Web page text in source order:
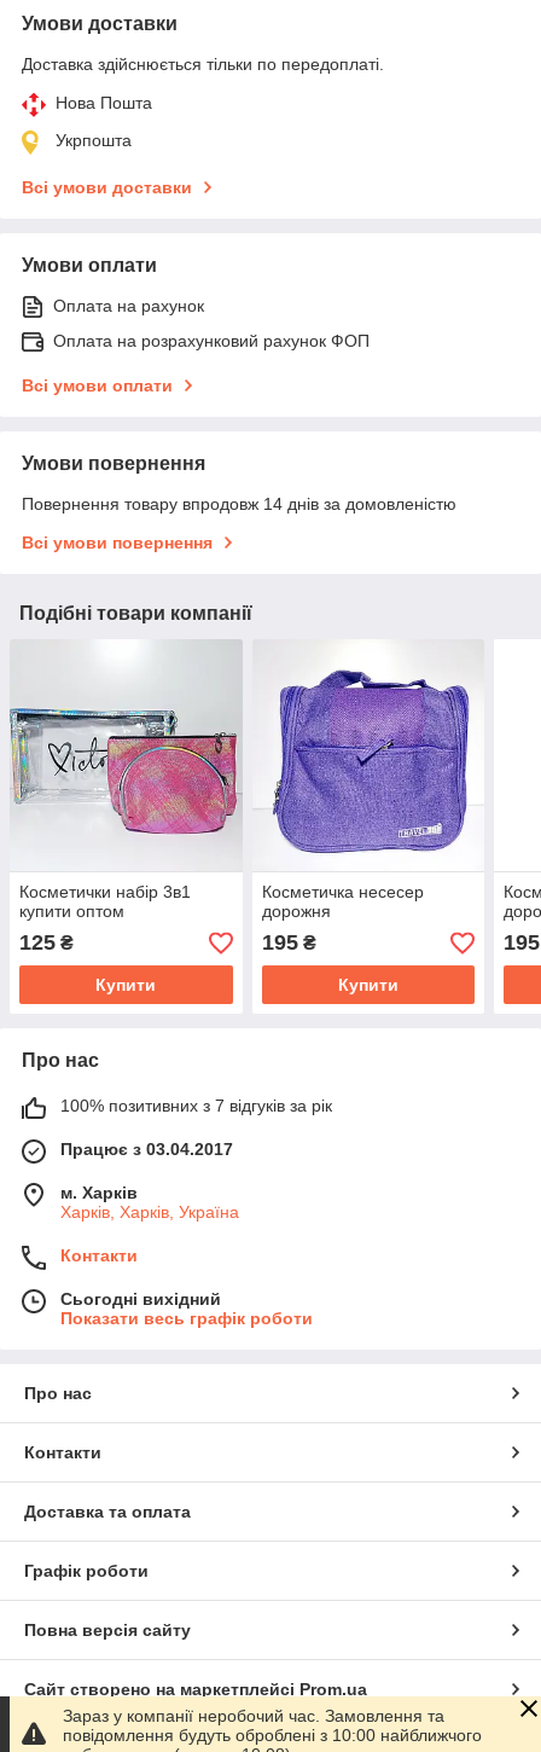
Умови доставки
Доставка здійснюється тільки по передоплаті.
Нова Пошта
Укрпошта
Всі умови доставки
Умови оплати
Оплата на рахунок
Оплата на розрахунковий рахунок ФОП
Всі умови оплати
Умови повернення
Повернення товару впродовж 14 днів за домовленістю
Всі умови повернення
Подібні товари компанії
Косметички набір 3в1
купити оптом
125 ₴
Купити
Косметичка несесер
дорожня
195₴
Купити
195
Про нас
100% позитивних з 7 відгуків за рік
Працює з 03.04.2017
м. Харків
Харків, Харків, Україна
Контакти
Сьогодні вихідний
Показати весь графік роботи
Про нас
Контакти
Доставка та оплата
Графік роботи
Повна версія сайту
Сайт створено на маркетплейсі Prom.ua
Зараз у компанії неробочий час. Замовлення та
повідомлення будуть оброблені з 10:00 найближчого